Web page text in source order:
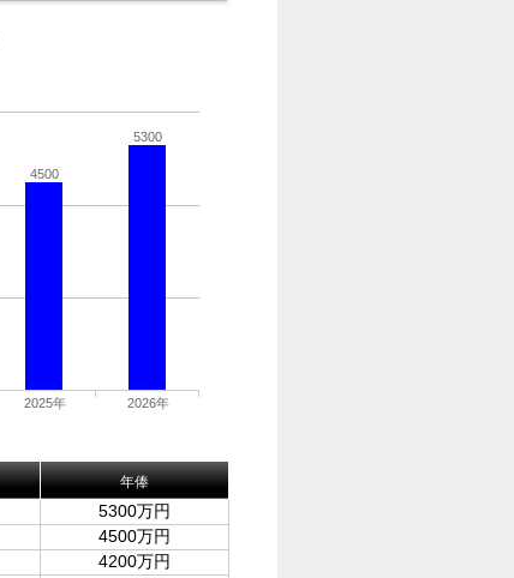
4500
5300
2025年 2026年
年俸
5300万円
4500万円
4200万円